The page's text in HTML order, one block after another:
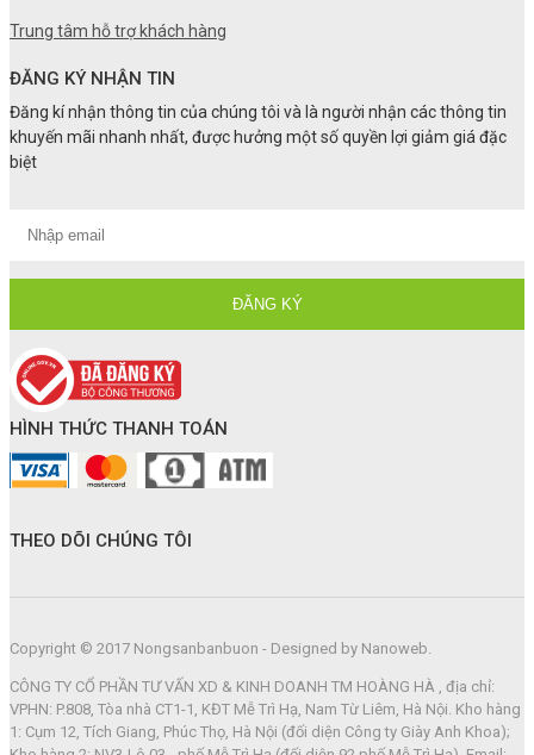
Trung tâm hỗ trợ khách hàng
ĐĂNG KÝ NHẬN TIN
Đăng kí nhận thông tin của chúng tôi và là người nhận các thông tin
khuyến mãi nhanh nhất, được hưởng một số quyền lợi giảm giá đặc
biệt
HÌNH THỨC THANH TOÁN
THEO DÕI CHÚNG TÔI
Copyright © 2017 Nongsanbanbuon - Designed by Nanoweb.
CÔNG TY CỔ PHẦN TƯ VẤN XD & KINH DOANH TM HOÀNG HÀ , địa chỉ:
VPHN: P.808, Tòa nhà CT1-1, KĐT Mễ Trì Hạ, Nam Từ Liêm, Hà Nội. Kho hàng
1: Cụm 12, Tích Giang, Phúc Thọ, Hà Nội (đối diện Công ty Giày Anh Khoa);